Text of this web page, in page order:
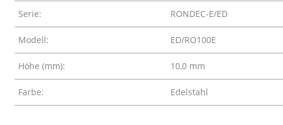
Serie: RONDEC-E/ED
Modell: ED/RO100E
Höhe (mm): 10,0 mm
Farbe: Edelstahl